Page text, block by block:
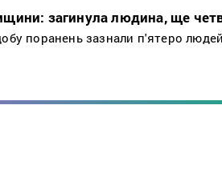
загинула людина, ще
поранень зазнали п'ятеро